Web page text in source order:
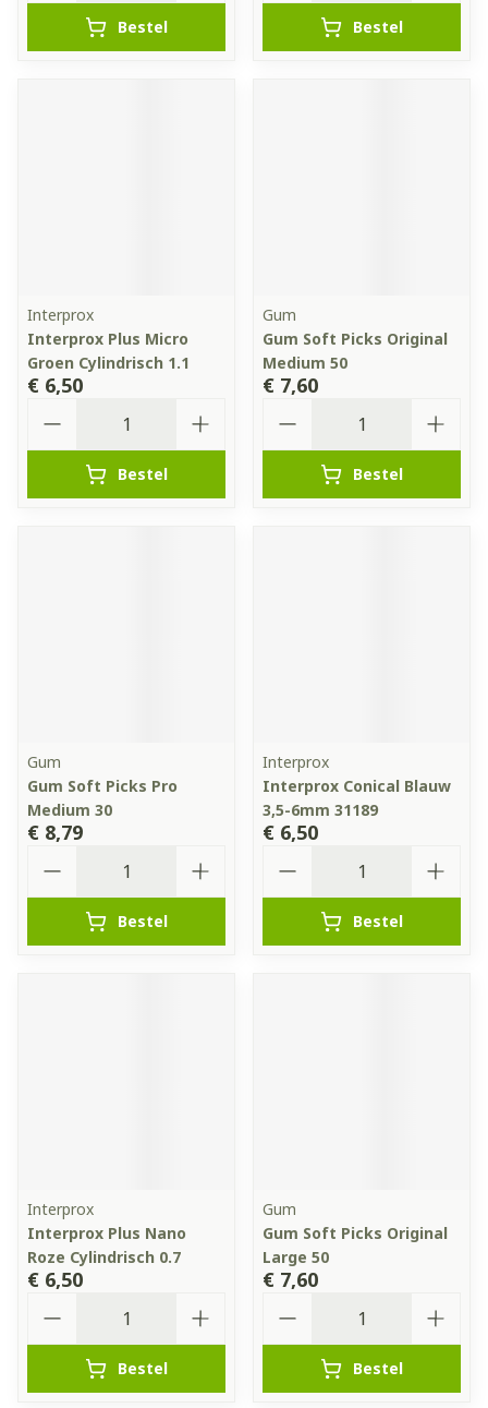
Bestel Bestel
Interprox
Interprox Plus Micro
Groen Cylindrisch 1.1
€ 6,50
Bestel
Gum
Gum Soft Picks Original
Medium 50
€ 7,60
Bestel
Gum
Gum Soft Picks Pro
Medium 30
€ 8,79
Bestel
Interprox
Interprox Conical Blauw
3,5-6mm 31189
€ 6,50
Bestel
Interprox
Interprox Plus Nano
Roze Cylindrisch 0.7
€ 6,50
Bestel
Gum
Gum Soft Picks Original
Large 50
€ 7,60
Bestel